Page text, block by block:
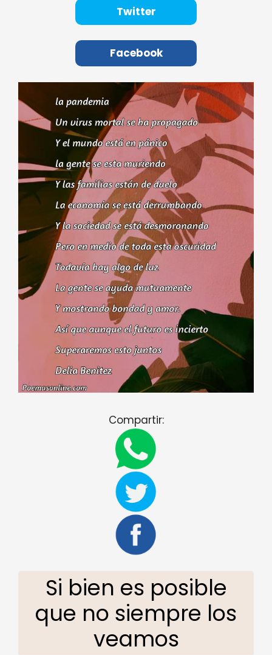
Twitter
Facebook
Compartir:
Si bien es posible
que no siempre los
veamos